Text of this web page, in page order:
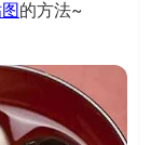
的方法~